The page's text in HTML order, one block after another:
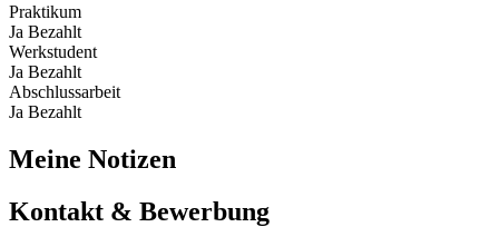
Praktikum
Ja Bezahlt
Werkstudent
Ja Bezahlt
Abschlussarbeit
Ja Bezahlt
Meine Notizen
Kontakt & Bewerbung